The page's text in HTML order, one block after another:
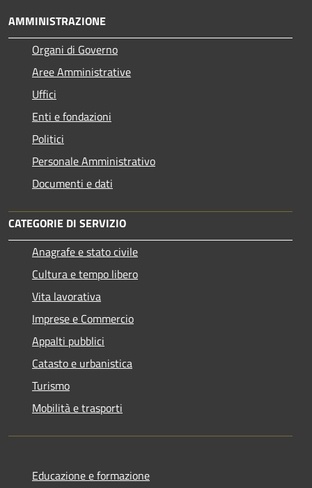
AMMINISTRAZIONE
Organi di Governo
Aree Amministrative
Uffici
Enti e fondazioni
Politici
Personale Amministrativo
Documenti e dati
CATEGORIE DI SERVIZIO
Anagrafe e stato civile
Cultura e tempo libero
Vita lavorativa
Imprese e Commercio
Appalti pubblici
Catasto e urbanistica
Turismo
Mobilità e trasporti
Educazione e formazione